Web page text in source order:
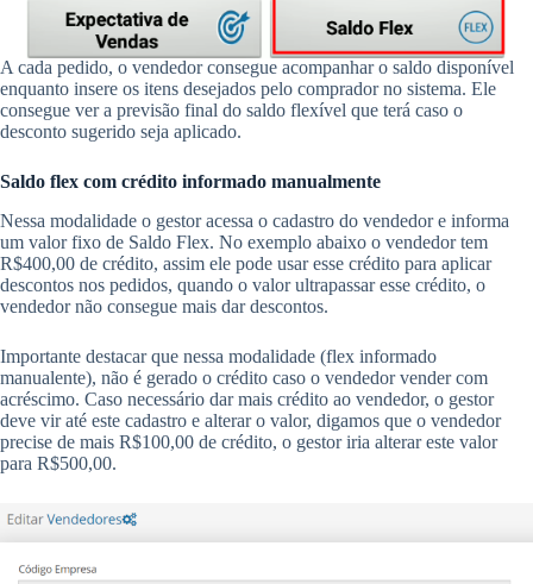
A cada pedido, o vendedor consegue acompanhar o saldo disponível
enquanto insere os itens desejados pelo comprador no sistema. Ele
consegue ver a previsão final do saldo flexível que terá caso o
desconto sugerido seja aplicado.
Saldo flex com crédito informado manualmente
Nessa modalidade o gestor acessa o cadastro do vendedor e informa
um valor fixo de Saldo Flex. No exemplo abaixo o vendedor tem
R$400,00 de crédito, assim ele pode usar esse crédito para aplicar
descontos nos pedidos, quando o valor ultrapassar esse crédito, o
vendedor não consegue mais dar descontos.
Importante destacar que nessa modalidade (flex informado
manualente), não é gerado o crédito caso o vendedor vender com
acréscimo. Caso necessário dar mais crédito ao vendedor, o gestor
deve vir até este cadastro e alterar o valor, digamos que o vendedor
precise de mais R$100,00 de crédito, o gestor iria alterar este valor
para R$500,00.